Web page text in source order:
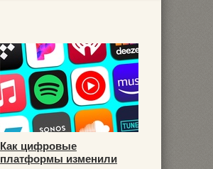
Как цифровые
платформы изменили